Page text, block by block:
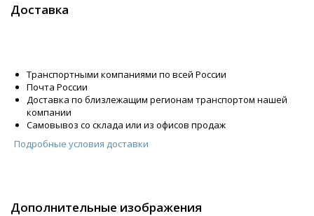
Доставка
Транспортными компаниями по всей России
Почта России
Доставка по близлежащим регионам транспортом нашей
компании
Самовывоз со склада или из офисов продаж
Подробные условия доставки
Дополнительные изображения